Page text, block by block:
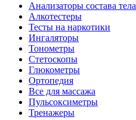
Анализаторы состава тела
Алкотестеры
Тесты на наркотики
Ингаляторы
Тонометры
Стетоскопы
Глюкометры
Ортопедия
Все для массажа
Пульсоксиметры
Тренажеры